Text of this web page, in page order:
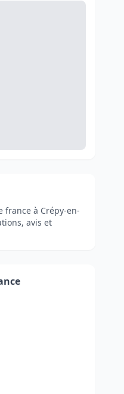
france à Crépy-en-
avis et